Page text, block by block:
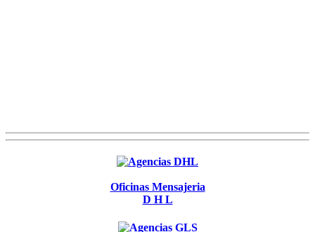
Oficinas Mensajeria
D H L